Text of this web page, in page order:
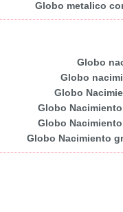
Globo metalico
Globo
Globo
Globo
Globo
Globo
Globo Nacimiento